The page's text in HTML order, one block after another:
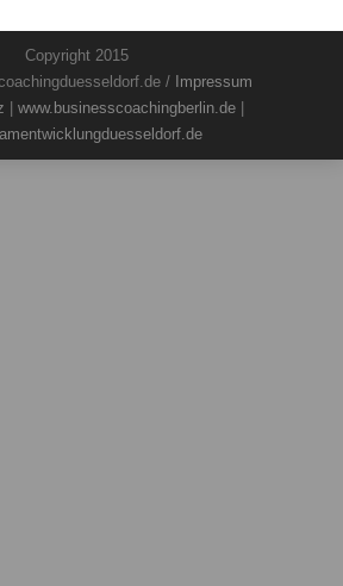
Copyright 2015
/ Impressum
www.businesscoachingberlin.de|